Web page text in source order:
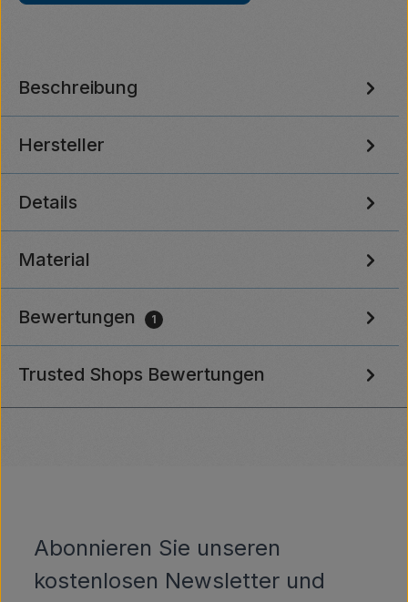
Beschreibung
Hersteller
Details
Material
Bewertungen 1
Trusted Shops Bewertungen
Abonnieren Sie unseren
kostenlosen Newsletter und